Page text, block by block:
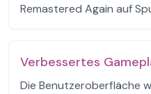
Remastered Again auf
Verbessertes
Die Benutzeroberfläche